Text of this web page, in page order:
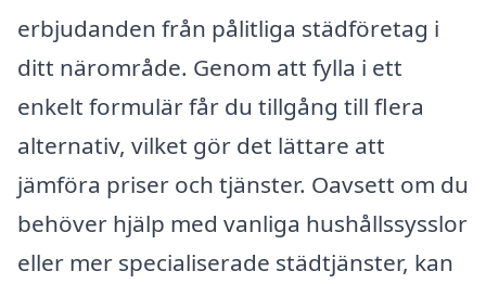
erbjudanden från pålitliga städföretag i
ditt närområde. Genom att fylla i ett
enkelt formulär får du tillgång till flera
alternativ, vilket gör det lättare att
jämföra priser och tjänster. Oavsett om du
behöver hjälp med vanliga hushållssysslor
eller mer specialiserade städtjänster, kan